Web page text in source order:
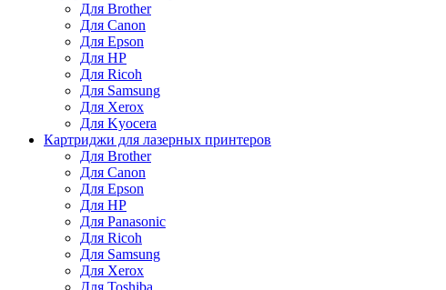
Для Brother
Для Canon
Для Epson
Для HP
Для Ricoh
Для Samsung
Для Xerox
Для Kyocera
Картриджи для лазерных принтеров
Для Brother
Для Canon
Для Epson
Для HP
Для Panasonic
Для Ricoh
Для Samsung
Для Xerox
Для Toshiba